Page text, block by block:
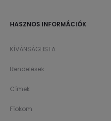
HASZNOS INFORMÁCIÓK
KÍVÁNSÁGLISTA
Rendelések
Címek
Fíokom